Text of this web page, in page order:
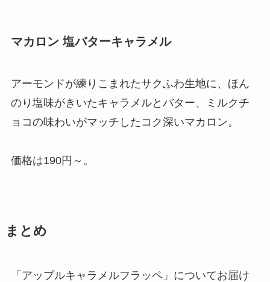
マカロン 塩バターキャラメル
アーモンドが練りこまれたサクふわ生地に、ほん
のり塩味がきいたキャラメルとバター、ミルクチ
ョコの味わいがマッチしたコク深いマカロン。
価格は190円～。
まとめ
「アップルキャラメルフラッペ」についてお届け